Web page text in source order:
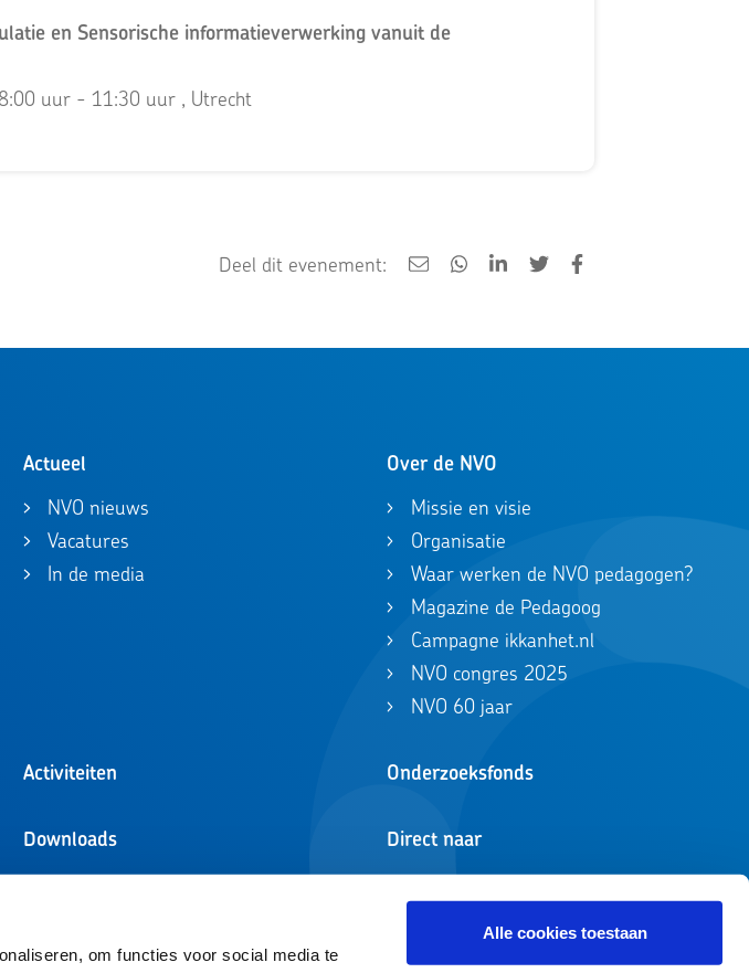
om functies voor social media te
Alle cookies toestaan
en Sensorische informatieverwerking vanuit de
uur - 11:30 uur , Utrecht
Deel dit evenement:
Actueel
NVO nieuws
Vacatures
In de media
Over de NVO
Missie en visie
Organisatie
Waar werken de NVO pedagogen?
Magazine de Pedagoog
Campagne ikkanhet.nl
NVO congres 2025
NVO 60 jaar
Activiteiten Onderzoeksfonds
Downloads
Direct naar
Zoeken in registers